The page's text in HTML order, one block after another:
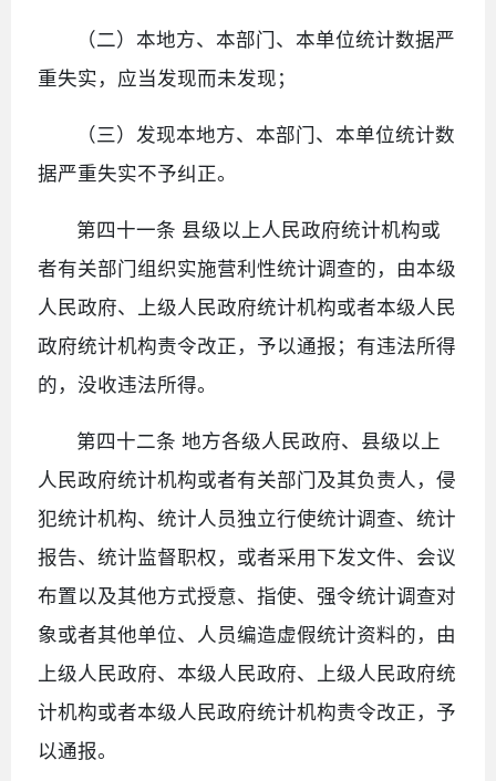
（二）本地方、本部门、本单位统计数据严
重失实，应当发现而未发现；
（三）发现本地方、本部门、本单位统计数
据严重失实不予纠正。
第四十一条 县级以上人民政府统计机构或
者有关部门组织实施营利性统计调查的，由本级
人民政府、上级人民政府统计机构或者本级人民
政府统计机构责令改正，予以通报；有违法所得
的，没收违法所得。
第四十二条 地方各级人民政府、县级以上
人民政府统计机构或者有关部门及其负责人，侵
犯统计机构、统计人员独立行使统计调查、统计
报告、统计监督职权，或者采用下发文件、会议
布置以及其他方式授意、指使、强令统计调查对
象或者其他单位、人员编造虚假统计资料的，由
上级人民政府、本级人民政府、上级人民政府统
计机构或者本级人民政府统计机构责令改正，予
以通报。